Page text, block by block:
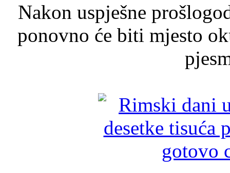
Nakon uspješne
ponovno će biti mjesto